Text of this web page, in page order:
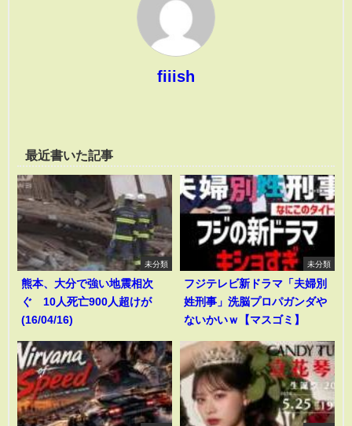
fiiish
最近書いた記事
未分類
熊本、大分で強い地震相次
ぐ 10人死亡900人超けが
(16/04/16)
未分類
フジテレビ新ドラマ「夫婦別
姓刑事」洗脳プロパガンダや
ないかいｗ【マスゴミ】